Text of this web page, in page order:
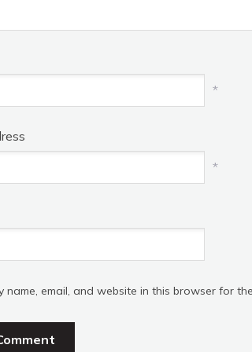
*
*
name, email, and website in this browser for